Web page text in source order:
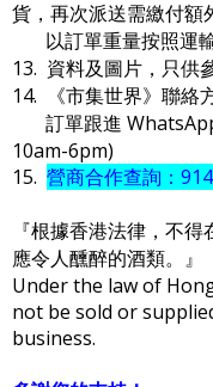
貨，再次派送需繳付額
以訂單重量按照運輸
13. 資料及圖片，只供參
14. 《市集世界》聯絡
訂單跟進
10am-6pm)
15. 營商合作查詢：
『根據香港法律，不
應令人醺醉的酒類。』
Under the law of
not be sold or
business.